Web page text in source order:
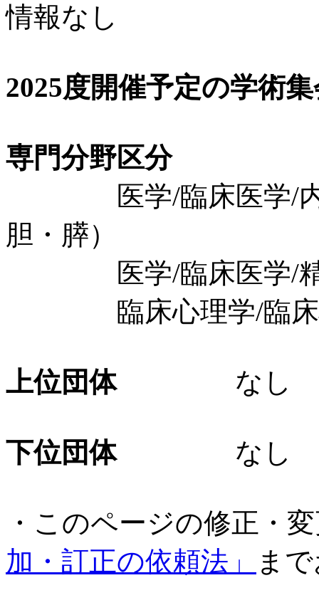
情報なし
2025度開催予定の学術
専門分野区分
医学/臨床医学/内科
胆・膵）
医学/臨床医学/精
臨床心理学/臨床心
上位団体なし
下位団体なし
・このページの修正・
加・訂正の依頼法」
ま